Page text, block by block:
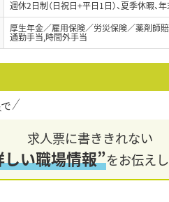
週休2日制（日祝日+平日1日）、夏季休暇、
厚生年金／雇用保険／労災保険／薬剤師
通勤手当,時間外手当
求人票に書ききれない
しい職場情報”をお伝えし